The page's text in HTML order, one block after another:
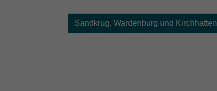
Sandkrug, Wardenburg und Kirchhatten